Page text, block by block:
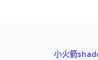
小火箭